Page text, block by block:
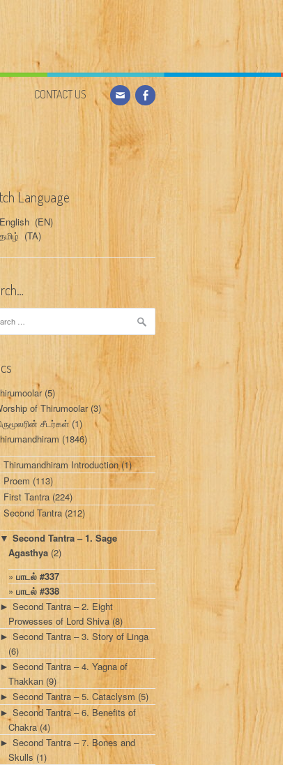
CONTACT US
Language
English
EN
தமிழ்
TA
(5)
of Thirumoolar(3)
சீடர்கள் (1)
(1846)
Thirumandhiram Introduction(1)
Proem (113)
First Tantra (224)
Second Tantra (212)
▼ Second Tantra – 1. Sage
Agasthya (2)
பாடல் #337
பாடல் #338
► Second Tantra – 2. Eight
Prowesses of Lord Shiva (8)
► Second Tantra – 3. Story of Linga
(6)
► Second Tantra – 4. Yagna of
Thakkan (9)
► Second Tantra – 5. Cataclysm (5)
► Second Tantra – 6. Benefits of
Chakra(4)
► Second Tantra – 7. Bones and
Skulls (1)